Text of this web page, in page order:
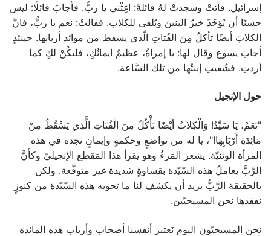
إسرائيل. فأتتْ وسجدتْ لهُ قائلةً: اغِثْني يا ربُّ. فأجابَ قائلًا: ليس
حسنًا أن يُؤخَذَ خبزُ البنينَ ويُلقى للكلاب. فقالتْ: نعم يا ربُّ، فانَّ
الكلابَ أيضًا تأكلُ مِنَ الفُتاتِ الّذي يسقط من موائد أربابها. حينئذٍ
أجابَ يسوع وقال لها: يا إمراةُ، عظيمٌ ايمانُكِ، فليكُنْ لكِ كما
أردتِ. فشُفيتِ إبنتُها من تلك السَّاعة.
حول الإنجيل
"نَعَمْ، يَا سَيِّدُ! وَالْكِلاَبُ أَيْضًا تَأْكُلُ مِنَ الْفُتَاتِ الَّذِي يَسْقُطُ مِنْ
مَائِدَةِ أَرْبَابِهَا!"، يا له من تواضعٍ وحكمةٍ وإيمانٍ نجده في هذه
المرأة الوثنيّة. يشعر المَرءُ وهو يقرأ هذا المَقطع الإنجيليّ وكأنَّ
الرَّبَّ يعاملُ هذه السّيّدة بقساوةٍ شديدة غير متوقَّعة. ولكن
بالحقيقة الرَّبُّ يريد أن يكشف لنا ما تحويه هذه السّيّدة من كنوزٍ
نفقدها نحن المسيحيّين.
نحن المسيحيّون اليوم نَعتبر أنفسنا أصحاب وأرباب هذه المائدة